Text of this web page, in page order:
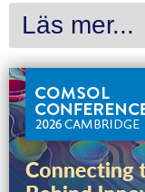
Läs mer...